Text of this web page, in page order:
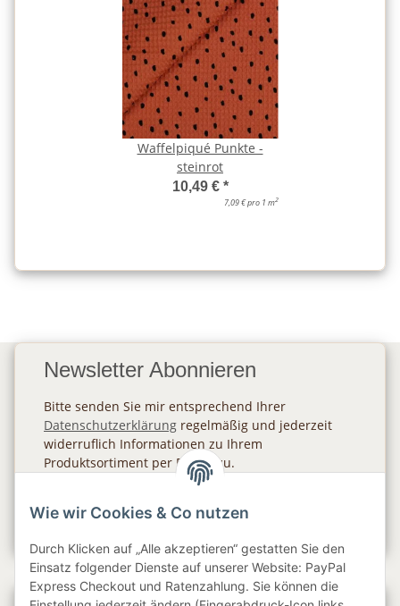
Waffelpiqué Punkte -
steinrot
10,49 € *
7,09 € pro 1 m2
Newsletter Abonnieren
Bitte senden Sie mir entsprechend Ihrer
Datenschutzerklärung regelmäßig und jederzeit
widerruflich Informationen zu Ihrem
Produktsortiment per E-Mail zu.
Wie wir Cookies & Co nutzen
Durch Klicken auf „Alle akzeptieren“ gestatten Sie den
Einsatz folgender Dienste auf unserer Website: PayPal
Express Checkout und Ratenzahlung. Sie können die